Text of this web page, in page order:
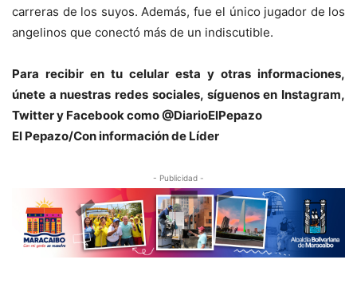
carreras de los suyos. Además, fue el único jugador de los
angelinos que conectó más de un indiscutible.
Para recibir en tu celular esta y otras informaciones,
únete a nuestras redes sociales, síguenos en Instagram,
Twitter y Facebook como @DiarioElPepazo
El Pepazo/Con información de Líder
- Publicidad -